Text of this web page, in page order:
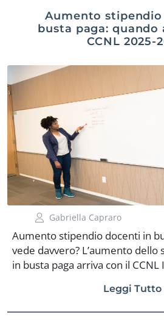
Aumento
busta paga: quando
CCNL 2025-
Gabriella Capraro
Aumento stipendio docenti in
vede davvero? L’aumento
in busta paga arriva con il
luglio 2026. Nel cedolino di
la quota di aumento già
Leggi Tutto